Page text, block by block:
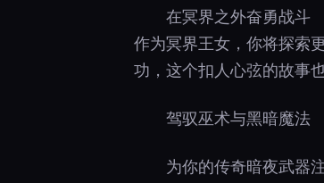
在冥界之外奋勇战斗
作为冥界王女，你将探索
功，这个扣人心弦的故事
驾驭巫术与黑暗魔法
为你的传奇暗夜武器